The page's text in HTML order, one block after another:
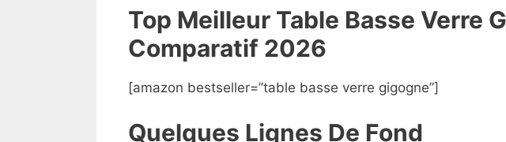
Top Meilleur Table Basse Verre
Comparatif 2026
[amazon bestseller=”table basse verre gigogne”]
Quelques Lignes De Fond